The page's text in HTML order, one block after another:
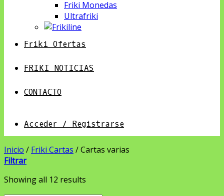
Friki Monedas
Ultrafriki
Friki Ofertas
FRIKI NOTICIAS
CONTACTO
Acceder / Registrarse
Inicio / Friki Cartas /Cartas varias
Filtrar
Showing all 12 results